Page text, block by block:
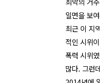
일면을 보
최근 이 지
적인 시위
폭력 시위
많다. 그런